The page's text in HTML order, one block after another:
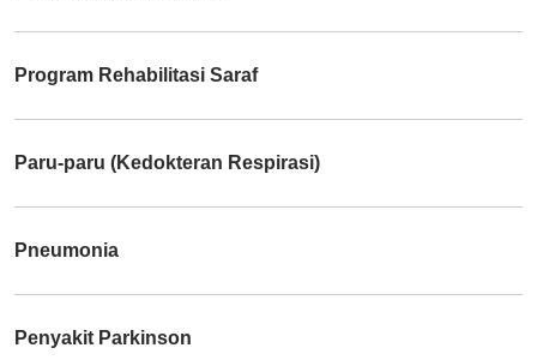
Program Rehabilitasi Saraf
Paru-paru (Kedokteran Respirasi)
Pneumonia
Penyakit Parkinson